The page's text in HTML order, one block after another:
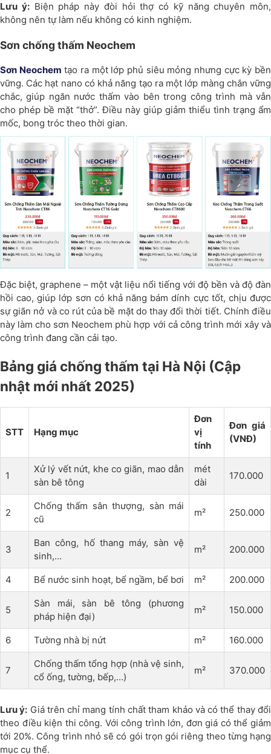
Lưu ý:Biện pháp này đòi hỏi thợ có kỹ năng chuyên môn,
không nên tự làm nếu không có kinh nghiệm.
Sơn chống thấm Neochem
Sơn Neochem tạo ra một lớp phủ siêu mỏng nhưng cực kỳ bền
vững. Các hạt nano có khả năng tạo ra một lớp màng chắn vững
chắc, giúp ngăn nước thấm vào bên trong công trình mà vẫn
cho phép bề mặt “thở”. Điều này giúp giảm thiểu tình trạng ẩm
mốc, bong tróc theo thời gian.
Đặc biệt, graphene – một vật liệu nổi tiếng với độ bền và độ đàn
hồi cao, giúp lớp sơn có khả năng bám dính cực tốt, chịu được
sự giãn nở và co rút của bề mặt do thay đổi thời tiết. Chính điều
này làm cho sơn Neochem phù hợp với cả công trình mới xây và
công trình đang cần cải tạo.
Bảng giá chống thấm tại Hà Nội (Cập
nhật mới nhất 2025)
STT Hạng mục
Đơn
vị
tính
Đơn giá
(VNĐ)
1
Xử lý vết nứt, khe co giãn, mao dẫn
sàn bê tông
mét
dài
170.000
2
Chống thấm sân thượng, sàn mái
cũ
m² 250.000
3
Ban công, hố thang máy, sàn vệ
sinh,…
m² 200.000
4 Bể nước sinh hoạt, bể ngầm, bể bơi m² 200.000
5
Sàn mái, sàn bê tông (phương
pháp hiện đại)
m² 150.000
6 Tường nhà bị nứt m² 160.000
7
Chống thấm tổng hợp (nhà vệ sinh,
cổ ống, tường, bếp,…)
m² 370.000
Lưu ý: Giá trên chỉ mang tính chất tham khảo và có thể thay đổi
theo điều kiện thi công. Với công trình lớn, đơn giá có thể giảm
tới 20%. Công trình nhỏ sẽ có gói trọn gói riêng theo từng hạng
mục cụ thể.